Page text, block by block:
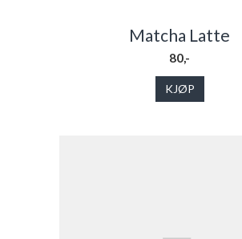
Matcha Latte
80,-
KJØP